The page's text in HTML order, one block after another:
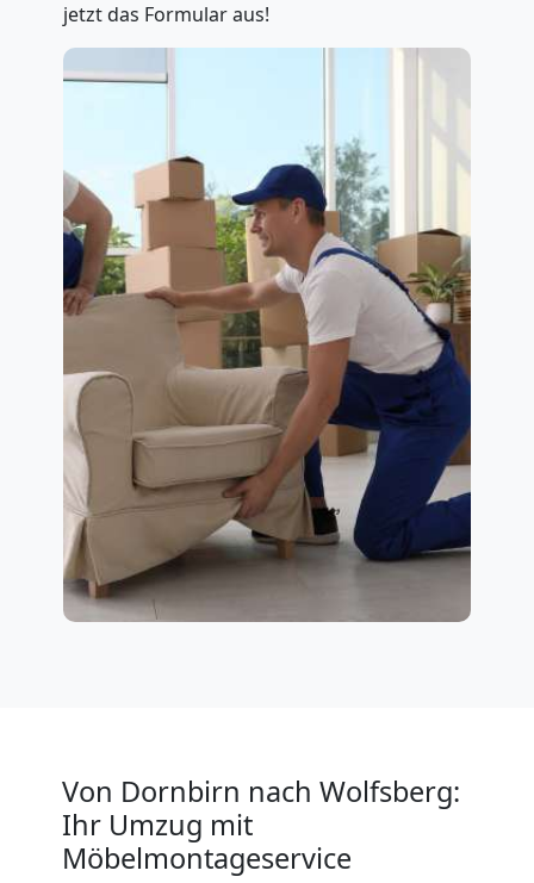
jetzt das Formular aus!
Von Dornbirn nach Wolfsberg:
Ihr Umzug mit
Möbelmontageservice